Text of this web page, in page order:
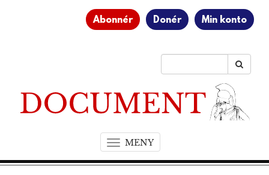
Abonnér Donér Min konto
MENYT
o